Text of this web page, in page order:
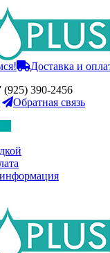
Доставка и
(925) 390-2456
Обратная связь